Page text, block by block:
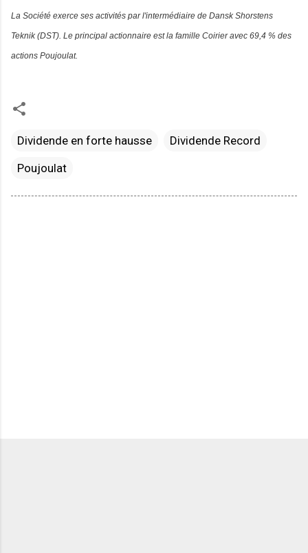
La Société exerce ses activités par l'intermédiaire de Dansk Shorstens
Teknik (DST). Le principal actionnaire est la famille Coirier avec 69,4 % des
actions Poujoulat.
Dividende en forte hausse
Dividende Record
Poujoulat